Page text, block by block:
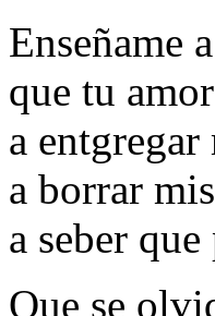
Enseñame
que tu
a
a borrar
a seber
Que se